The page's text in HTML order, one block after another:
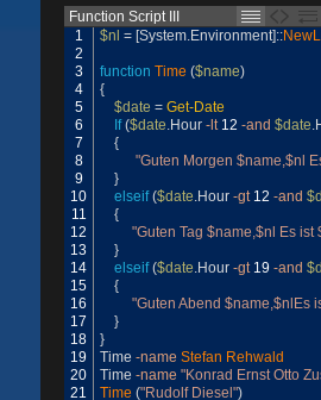
Function Script III
1
2
3
4
5
6
7
8
9
10
11
12
13
14
15
16
17
18
19
20
21
$nl = [System.Environment]::
function Time ($name)
{
$date = Get-Date
If ($date.Hour -lt 12 -and $date.
{
"Guten Morgen $name,$nl
}
elseif ($date.Hour -gt 12 -and
{
"Guten Tag $name,$nl Es ist
}
elseif ($date.Hour -gt 19 -and
{
"Guten Abend $name,$nlEs
}
}
Time -name Stefan Rehwald
Time -name "Konrad Ernst Otto
Time ("Rudolf Diesel")